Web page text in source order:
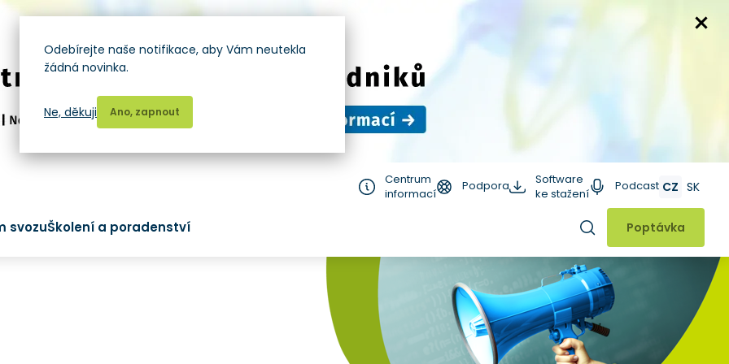
Centrum
informací
Podpora
Software
ke stažení
Podcast CZ SK
svozuŠkolení a poradenství Hledat
Poptávka
Odebírejte naše notifikace, aby Vám neutekla
žádná novinka.
Ano, zapnout
Ne, děkuji